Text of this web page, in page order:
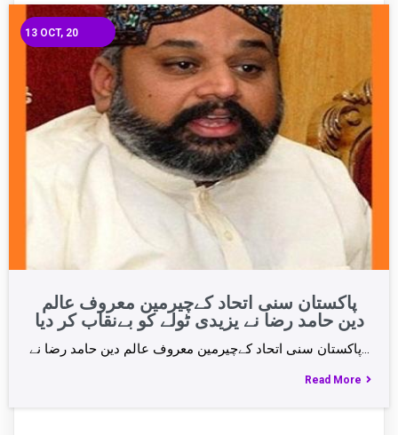
پاکستان سنی اتحاد کےچیرمین معروف عالم
دین حامد رضا نے یزیدی ٹولے کو بےنقاب کر دیا
13 OCT, 20
پاکستان سنی اتحاد کےچیرمین معروف عالم دین حامد رضا نے…
Read More